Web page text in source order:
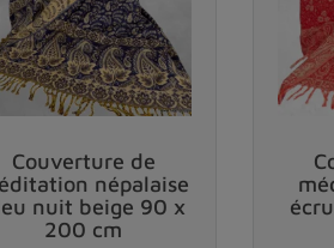
la plus courante étant
Couverture de
népalaise
nuit beige 90 x
200 cm